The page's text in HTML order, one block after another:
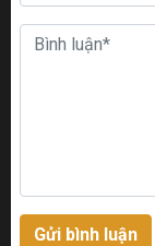
Gửi bình luận